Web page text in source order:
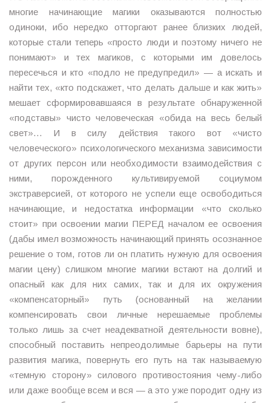
многие начинающие магики оказываются полностью
одиноки, ибо нередко отторгают ранее близких людей,
которые стали теперь «просто люди и поэтому ничего не
понимают» и тех магиков, с которыми им довелось
пересечься и кто «подло не предупредил» — а искать и
найти тех, «кто подскажет, что делать дальше и как жить»
мешает сформировавшаяся в результате обнаруженной
«подставы» чисто человеческая «обида на весь белый
свет»… И в силу действия такого вот «чисто
человеческого» психологического механизма зависимости
от других персон или необходимости взаимодействия с
ними, порожденного культивируемой социумом
экстраверсией, от которого не успели еще освободиться
начинающие, и недостатка информации «что сколько
стоит» при освоении магии ПЕРЕД началом ее освоения
(дабы имел возможность начинающий принять осознанное
решение о том, готов ли он платить нужную для освоения
магии цену) слишком многие магики встают на долгий и
опасный как для них самих, так и для их окружения
«компенсаторный» путь (основанный на желании
компенсировать свои личные нерешаемые проблемы
только лишь за счет неадекватной деятельности вовне),
способный поставить непреодолимые барьеры на пути
развития магика, повернуть его путь на так называемую
«темную сторону» силового противостояния чему-либо
или даже вообще всем и вся — а это уже породит одну из